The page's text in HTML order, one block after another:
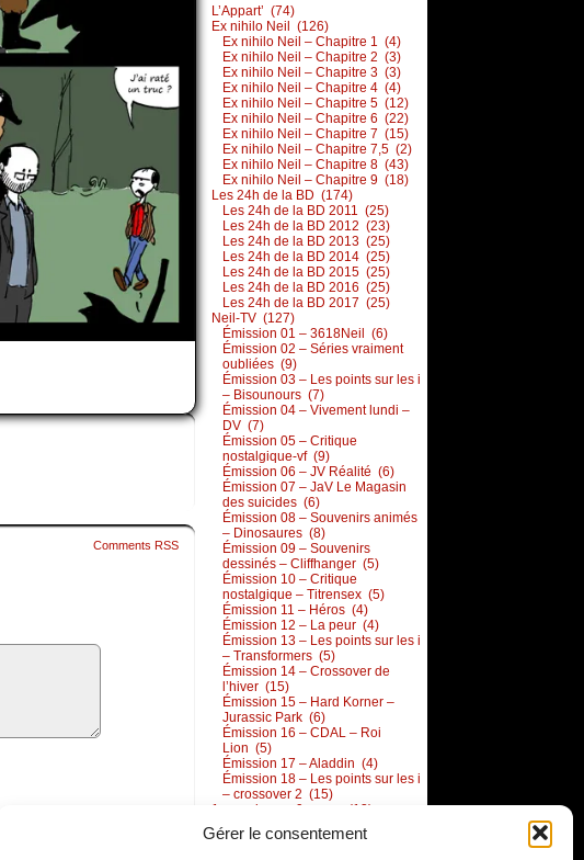
Gérer le consentement
Comments RSS
L’Appart’ (74)
Ex nihilo Neil (126)
Ex nihilo Neil – Chapitre 1 (4)
Ex nihilo Neil – Chapitre 2 (3)
Ex nihilo Neil – Chapitre 3 (3)
Ex nihilo Neil – Chapitre 4 (4)
Ex nihilo Neil – Chapitre 5 (12)
Ex nihilo Neil – Chapitre 6 (22)
Ex nihilo Neil – Chapitre 7 (15)
Ex nihilo Neil – Chapitre 7,5 (2)
Ex nihilo Neil – Chapitre 8 (43)
Ex nihilo Neil – Chapitre 9 (18)
Les 24h de la BD (174)
Les 24h de la BD 2011 (25)
Les 24h de la BD 2012 (23)
Les 24h de la BD 2013 (25)
Les 24h de la BD 2014 (25)
Les 24h de la BD 2015 (25)
Les 24h de la BD 2016 (25)
Les 24h de la BD 2017 (25)
Neil-TV (127)
Émission 01 – 3618Neil (6)
Émission 02 – Séries vraiment
oubliées (9)
Émission 03 – Les points sur les i
– Bisounours (7)
Émission 04 – Vivement lundi –
DV (7)
Émission 05 – Critique
nostalgique-vf (9)
Émission 06 – JV Réalité (6)
Émission 07 – JaV Le Magasin
des suicides (6)
Émission 08 – Souvenirs animés
– Dinosaures (8)
Émission 09 – Souvenirs
dessinés – Cliffhanger (5)
Émission 10 – Critique
nostalgique – Titrensex (5)
Émission 11 – Héros (4)
Émission 12 – La peur (4)
Émission 13 – Les points sur les i
– Transformers (5)
Émission 14 – Crossover de
l’hiver (15)
Émission 15 – Hard Korner –
Jurassic Park (6)
Émission 16 – CDAL – Roi
Lion (5)
Émission 17 – Aladdin (4)
Émission 18 – Les points sur les i
– crossover 2 (15)
1 semaine en 9 cases (13)
Commentaires récents